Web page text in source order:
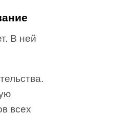
В ней
всех